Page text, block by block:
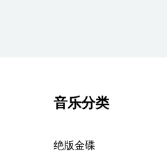
音乐分类
绝版金碟